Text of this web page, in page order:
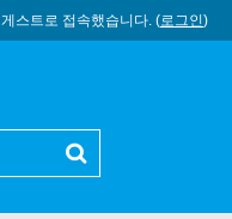
게스트로 접속했습니다. (로그인)